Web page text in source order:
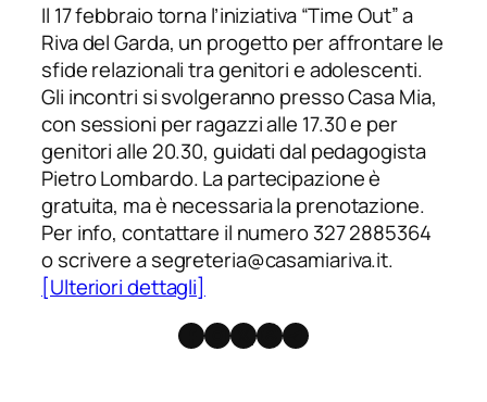
Il 17 febbraio torna l’iniziativa “Time Out” a
Riva del Garda, un progetto per affrontare le
sfide relazionali tra genitori e adolescenti.
Gli incontri si svolgeranno presso Casa Mia,
con sessioni per ragazzi alle 17.30 e per
genitori alle 20.30, guidati dal pedagogista
Pietro Lombardo. La partecipazione è
gratuita, ma è necessaria la prenotazione.
Per info, contattare il numero 327 2885364
o scrivere a segreteria@casamiariva.it.
[Ulteriori dettagli]
Facebook
Instagram
X Threads
Telegram